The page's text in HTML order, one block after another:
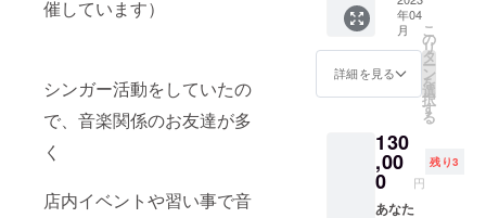
催しています）
シンガー活動をしていたの
で、音楽関係のお友達が多
く
店内イベントや習い事で音
表記さ
れま
す。
商品開
封前に
は必ず
のリ
ターン
に貼付
された
ラベル
ないト
ラブル
など防
めに、
備考
電話番
号のご
明記を
お願い
いたし
リター
ン対応
期間は
11月〜
2023年
すで
にご希
望日程
がある
手紙 ◯
リノリ
ノオリ
ジナルT
シャツ
＊注意
降、準
備が整
い次
の返信
がない
場合、
お電話
をさせ
考欄に
お電話
番号の
ご明記
をお願
自信が
ありま
す） ※1
円単位
して頂
けま
す。 応
援、よ
ろしく
をヒョ
ウドウ
が１日
コンサ
ルしま
す！ お
でな
く、 個
人で活
動して
いるマ
年04
月
詳細を見る
こ
の
リ
タ
ー
ン
を
選
択
す
る
130
,00
0 円
残り3
あなた